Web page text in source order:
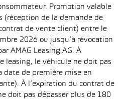
Promotion valable
(réception de la demande de
de vente client) entre le
2026 ou jusqu’à révocation
AMAG Leasing AG. À
leasing, le véhicule ne doit pas
date de première mise en
À l’expiration du contrat de
doit pas dépasser plus de 180